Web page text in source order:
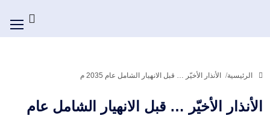
الرئيسية الأنذار الأخيّر … قبل الانهيار الشامل عام 2035 م
الأنذار الأخيّر … قبل الانهيار الشامل عام